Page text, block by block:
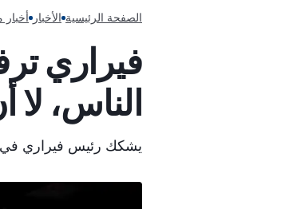
الصفحة الرئيسية الأخبار أخبار
فيراري
الناس، لا
يشكك رئيس فيراري في